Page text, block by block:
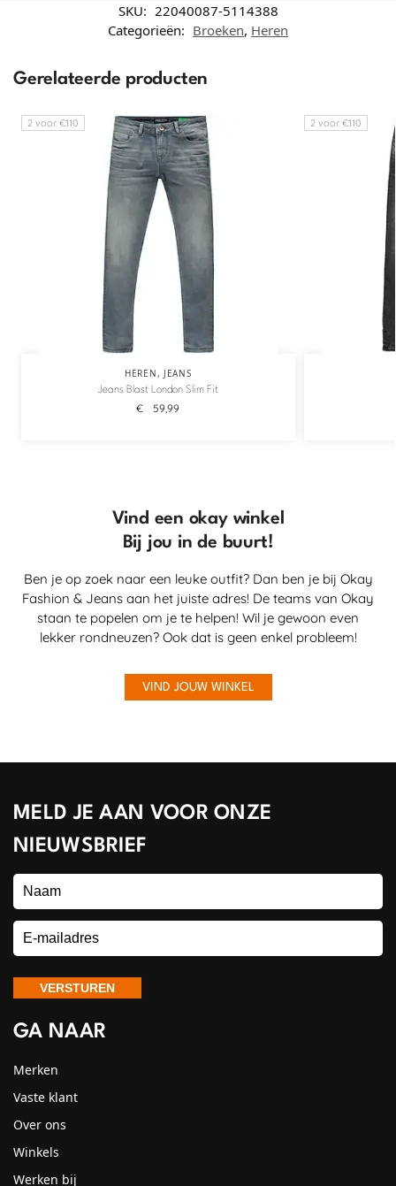
SKU: 22040087-5114388
Categorieën: Broeken, Heren
Gerelateerde producten
2 voor €110
HEREN, JEANS
Jeans Blast London Slim Fit
€ 59,99
2 voor €110
Vind een okay winkel
Bij jou in de buurt!
Ben je op zoek naar een leuke outfit? Dan ben je bij Okay
Fashion & Jeans aan het juiste adres! De teams van Okay
staan te popelen om je te helpen! Wil je gewoon even
lekker rondneuzen? Ook dat is geen enkel probleem!
VIND JOUW WINKEL
MELD JE AAN VOOR ONZE
NIEUWSBRIEF
GA NAAR
Merken
Vaste klant
Over ons
Winkels
Werken bij